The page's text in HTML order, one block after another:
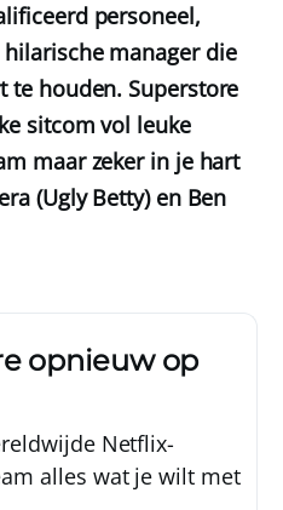
personeel,
manager die
te houden. Superstore
sitcom vol leuke
maar zeker in je hart
(Ugly Betty) en Ben
opnieuw op
Netflix-
alles wat je wilt met